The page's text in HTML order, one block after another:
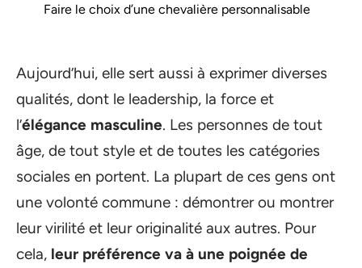
Faire le choix d’une chevalière personnalisable
Aujourd’hui, elle sert aussi à exprimer diverses
qualités, dont le leadership, la force et
l’élégance masculine. Les personnes de tout
âge, de tout style et de toutes les catégories
sociales en portent. La plupart de ces gens ont
une volonté commune : démontrer ou montrer
leur virilité et leur originalité aux autres. Pour
cela, leur préférence va à une poignée de